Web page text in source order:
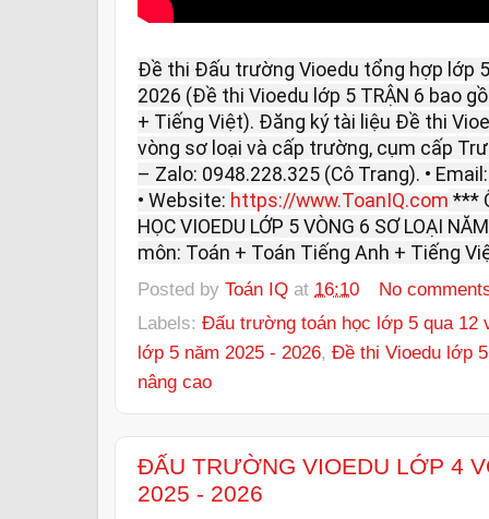
Đề thi Đấu trường Vioedu tổng hợp lớp
2026 (Đề thi Vioedu lớp 5 TRẬN 6 bao
+ Tiếng Việt). Đăng ký tài liệu Đề thi
vòng sơ loại và cấp trường, cụm cấp
– Zalo: 0948.228.325 (Cô Trang). •
• Website: https://www.ToanIQ.com ***
HỌC VIOEDU LỚP 5 VÒNG 6 SƠ LOẠI
môn: Toán + Toán Tiếng Anh + Tiếng
Posted by Toán IQ at 16:10
No
Labels: Đấu trường toán học lớp 5 qua 12
lớp 5 năm 2025 - 2026, Đề thi Vioedu lớp
nâng cao
ĐẤU TRƯỜNG VIOEDU LỚP 4
2025 - 2026